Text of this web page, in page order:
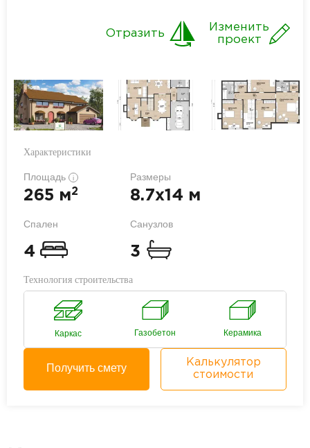
Изменить
проект
Отразить
Характеристики
Площадь i
265 м2
Размеры
8.7x14 м
Спален
4
Санузлов
3
Технология строительства
Каркас Газобетон Керамика
Получить смету
Калькулятор
стоимости